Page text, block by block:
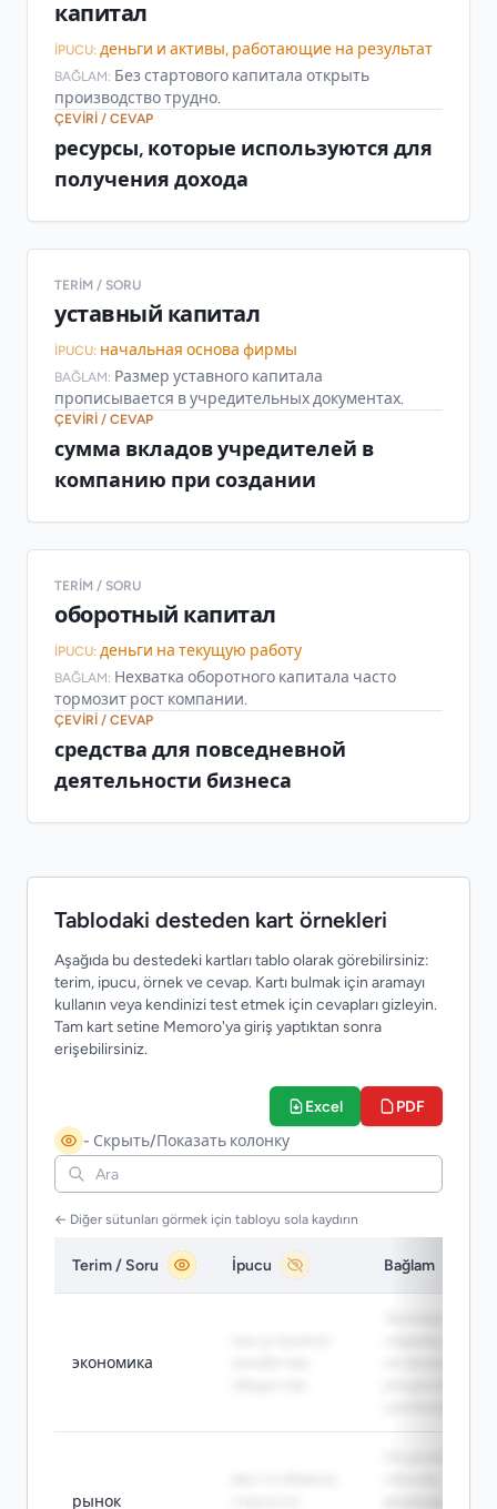
капитал
İPUCU: деньги и активы, работающие на результат
BAĞLAM: Без стартового капитала открыть
производство трудно.
ÇEVIRI / CEVAP
ресурсы, которые используются для
получения дохода
TERIM / SORU
уставный капитал
İPUCU: начальная основа фирмы
BAĞLAM: Размер уставного капитала
прописывается в учредительных документах.
ÇEVIRI / CEVAP
сумма вкладов учредителей в
компанию при создании
TERIM / SORU
оборотный капитал
İPUCU: деньги на текущую работу
BAĞLAM: Нехватка оборотного капитала часто
тормозит рост компании.
ÇEVIRI / CEVAP
средства для повседневной
деятельности бизнеса
Tablodaki desteden kart örnekleri
Aşağıda bu destedeki kartları tablo olarak görebilirsiniz:
terim, ipucu, örnek ve cevap. Kartı bulmak için aramayı
kullanın veya kendinizi test etmek için cevapları gizleyin.
Tam kart setine Memoro'ya giriş yaptıktan sonra
erişebilirsiniz.
Excel PDF
- Скрыть/Показать колонку
← Diğer sütunları görmek için tabloyu sola kaydırın
Terim / Soru İpucu Bağlam
экономика
рынок